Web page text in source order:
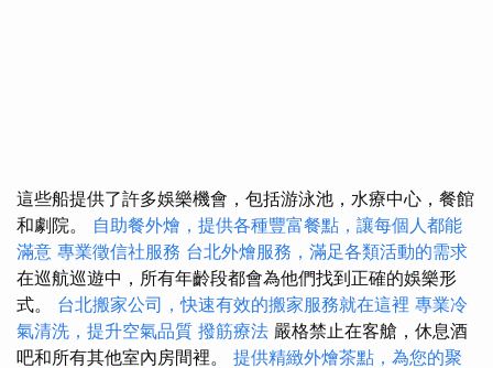
這些船提供了許多娛樂機會，包括游泳池，水療中心，餐館
和劇院。 自助餐外燴，提供各種豐富餐點，讓每個人都能
滿意 專業徵信社服務 台北外燴服務，滿足各類活動的需求
在巡航巡遊中，所有年齡段都會為他們找到正確的娛樂形
式。 台北搬家公司，快速有效的搬家服務就在這裡 專業冷
氣清洗，提升空氣品質 撥筋療法 嚴格禁止在客艙，休息酒
吧和所有其他室內房間裡。 提供精緻外燴茶點，為您的聚